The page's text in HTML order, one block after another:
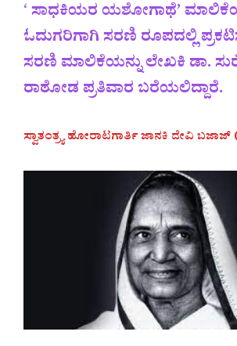
‘ಸಾಧಕಿಯರ ಯಶೋಗಾಥೆ’
ಓದುಗರಿಗಾಗಿ ಸರಣಿ ರೂಪದಲ್ಲಿ
ಸರಣಿ ಮಾಲಿಕೆಯನ್ನು ಲೇಖಕಿ ಡಾ.
ರಾಠೋಡ ಪ್ರತಿವಾರ ಬರೆಯಲಿದ್ದಾರೆ‌.
ಸ್ವಾತಂತ್ರ್ಯ ಹೋರಾಟಗಾರ್ತಿ ಜಾನಕಿ ದೇವಿ ಬಜಾಜ್